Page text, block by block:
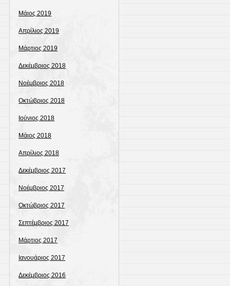
Μάιος 2019
Απρίλιος 2019
Μάρτιος 2019
Δεκέμβριος 2018
Νοέμβριος 2018
Οκτώβριος 2018
Ιούνιος 2018
Μάιος 2018
Απρίλιος 2018
Δεκέμβριος 2017
Νοέμβριος 2017
Οκτώβριος 2017
Σεπτέμβριος 2017
Μάρτιος 2017
Ιανουάριος 2017
Δεκέμβριος 2016